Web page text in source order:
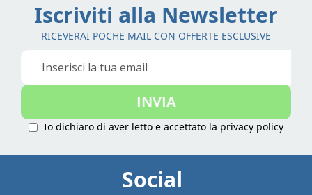
Iscriviti alla Newsletter
RICEVERAI POCHE MAIL CON OFFERTE ESCLUSIVE
Iscriviti
nostra
INVIA
Io dichiaro di aver letto e accettato la privacy policy
Social